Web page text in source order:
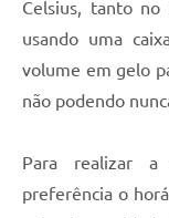
Celsius, tanto no
usando uma
volume em gelo
não podendo
Para realizar a
preferência o